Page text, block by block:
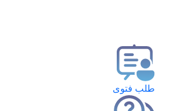
طلب فتوى